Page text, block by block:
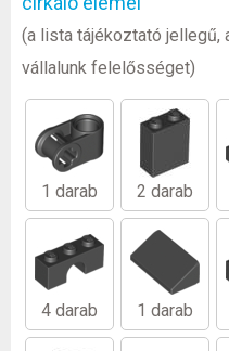
(a lista tájékoztató jellegű,
vállalunk felelősséget)
1 darab 2 darab
4 darab 1 darab